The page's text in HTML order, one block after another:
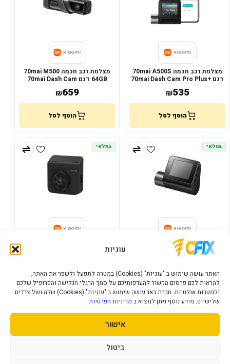
עוגיות
האתר עושה שימוש ב "עוגיות" (Cookies) במטרה לתפעל ולשפר את האתר,
להראות לכם פרסום הקשור להעדפותיכם על סמך הרגלי הגלישה והפרופיל שלכם
ולמטרות אנלטיות. חברת באג עושה שימוש ב "עוגיות" (Cookies) שלה ושל צדדים
שלישיים. מידע נוסף ניתן למצוא ב מדיניות הפרטיות
אישור
ביטול
מצלמת רכב חכמה 70mai A500S
דגם 70mai Dash Cam Pro Plus+
A500S
₪535
הוסף לסל
מצלמת רכב חכמה 70mai M500
64GB דגם 70mai Dash Cam
M500
₪659
הוסף לסל
במלאי
דגם 70mai Dash Cam A200
379
הוסף לסל
במלאי
419
הוסף לסל
במלאי